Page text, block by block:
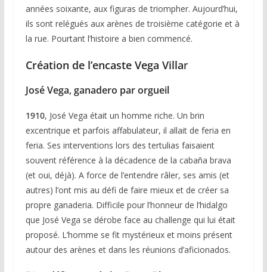
années soixante, aux figuras de triompher. Aujourd’hui,
ils sont relégués aux arènes de troisième catégorie et à
la rue. Pourtant l’histoire a bien commencé.
Création de l’encaste Vega Villar
José Vega, ganadero par orgueil
1910, José Vega était un homme riche. Un brin
excentrique et parfois affabulateur, il allait de feria en
feria. Ses interventions lors des tertulias faisaient
souvent référence à la décadence de la cabaña brava
(et oui, déjà). A force de l’entendre râler, ses amis (et
autres) l’ont mis au défi de faire mieux et de créer sa
propre ganaderia. Difficile pour l’honneur de l’hidalgo
que José Vega se dérobe face au challenge qui lui était
proposé. L’homme se fit mystérieux et moins présent
autour des arènes et dans les réunions d’aficionados.